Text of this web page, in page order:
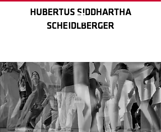
HUBERTUS SIDDHARTHA
SCHEIDLBERGER
HUBERTUS SIDDHARTHA
SCHEIDLBERGER